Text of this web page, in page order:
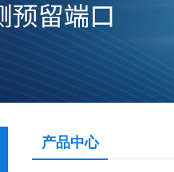
产品中心